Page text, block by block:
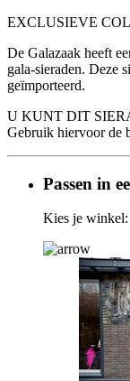
EXCLUSIEVE
De Galazaak heeft
gala-sieraden. Deze
geïmporteerd.
U KUNT DIT
Gebruik hiervoor de
Passen in
Kies je winkel: